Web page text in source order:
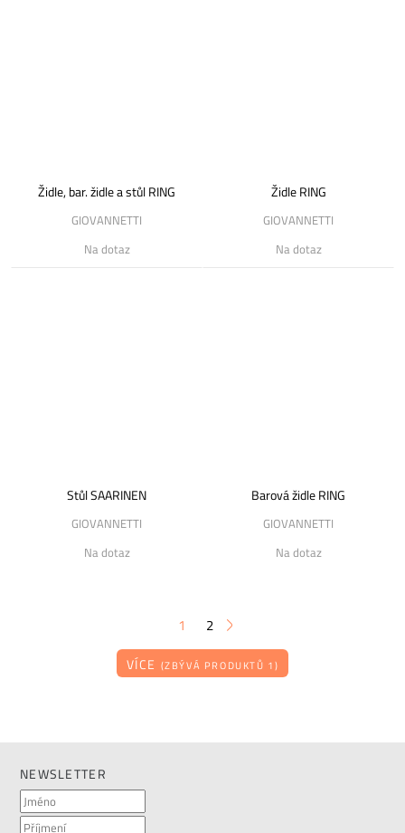
Židle, bar. židle a stůl RING
GIOVANNETTI
Na dotaz
Židle RING
GIOVANNETTI
Na dotaz
Stůl SAARINEN
GIOVANNETTI
Na dotaz
Barová židle RING
GIOVANNETTI
Na dotaz
1 2
VÍCE (ZBÝVÁ PRODUKTŮ 1)
NEWSLETTER